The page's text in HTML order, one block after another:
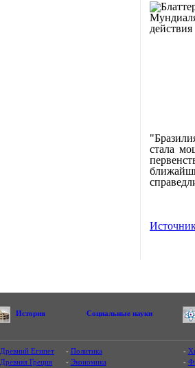
стала
История Социальные науки
Древний Египет
Древняя Греция
- Политика
- Экономика
-
-